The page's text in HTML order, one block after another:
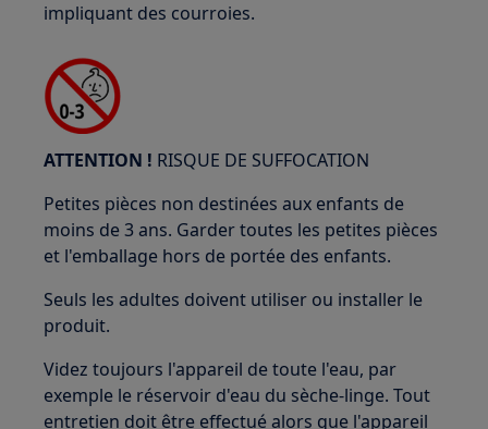
impliquant des courroies.
ATTENTION ! RISQUE DE SUFFOCATION
Petites pièces non destinées aux enfants de
moins de 3 ans. Garder toutes les petites pièces
et l'emballage hors de portée des enfants.
Seuls les adultes doivent utiliser ou installer le
produit.
Videz toujours l'appareil de toute l'eau, par
exemple le réservoir d'eau du sèche-linge. Tout
entretien doit être effectué alors que l'appareil